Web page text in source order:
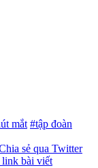
mắt #tập đoàn
sẻ qua Twitter
bài viết